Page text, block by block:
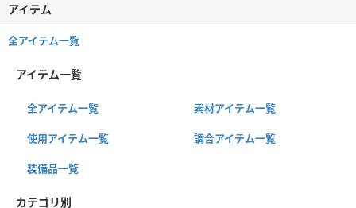
アイテム
全アイテム一覧
アイテム一覧
全アイテム一覧 素材アイテム一覧
使用アイテム一覧 調合アイテム一覧
装備品一覧
カテゴリ別